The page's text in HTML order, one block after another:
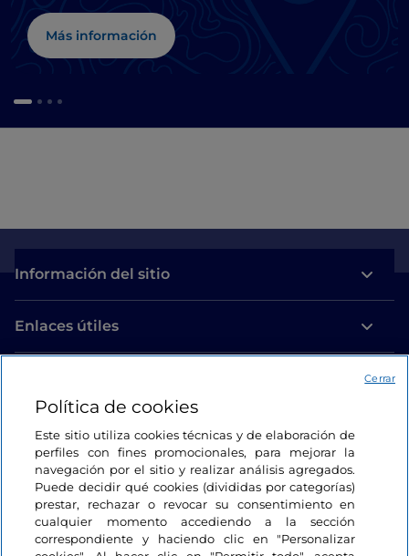
Más información
Información del sitio
Enlaces útiles
Estamos en contacto
Política de cookies
Este sitio utiliza cookies técnicas y de elaboración de
perfiles con fines promocionales, para mejorar la
navegación por el sitio y realizar análisis agregados.
Puede decidir qué cookies (divididas por categorías)
prestar, rechazar o revocar su consentimiento en
cualquier momento accediendo a la sección
correspondiente y haciendo clic en "Personalizar
Cerrar